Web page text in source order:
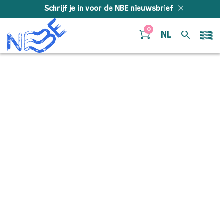
Schrijf je in voor de NBE nieuwsbrief
0
NL